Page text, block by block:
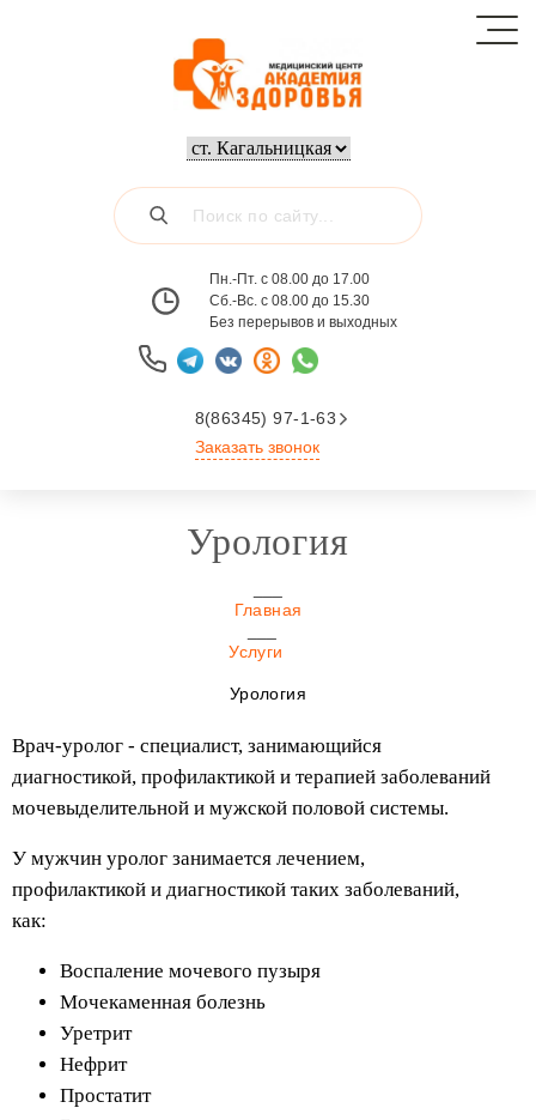
Пн.-Пт. с 08.00 до 17.00
Сб.-Вс. с 08.00 до 15.30
Без перерывов и выходных
8(86345) 97-1-63
Заказать звонок
Урология
Главная
Услуги
Урология
Врач-уролог - специалист, занимающийся
диагностикой, профилактикой и терапией заболеваний
мочевыделительной и мужской половой системы.
У мужчин уролог занимается лечением,
профилактикой и диагностикой таких заболеваний,
как:
Воспаление мочевого пузыря
Мочекаменная болезнь
Уретрит
Нефрит
Простатит